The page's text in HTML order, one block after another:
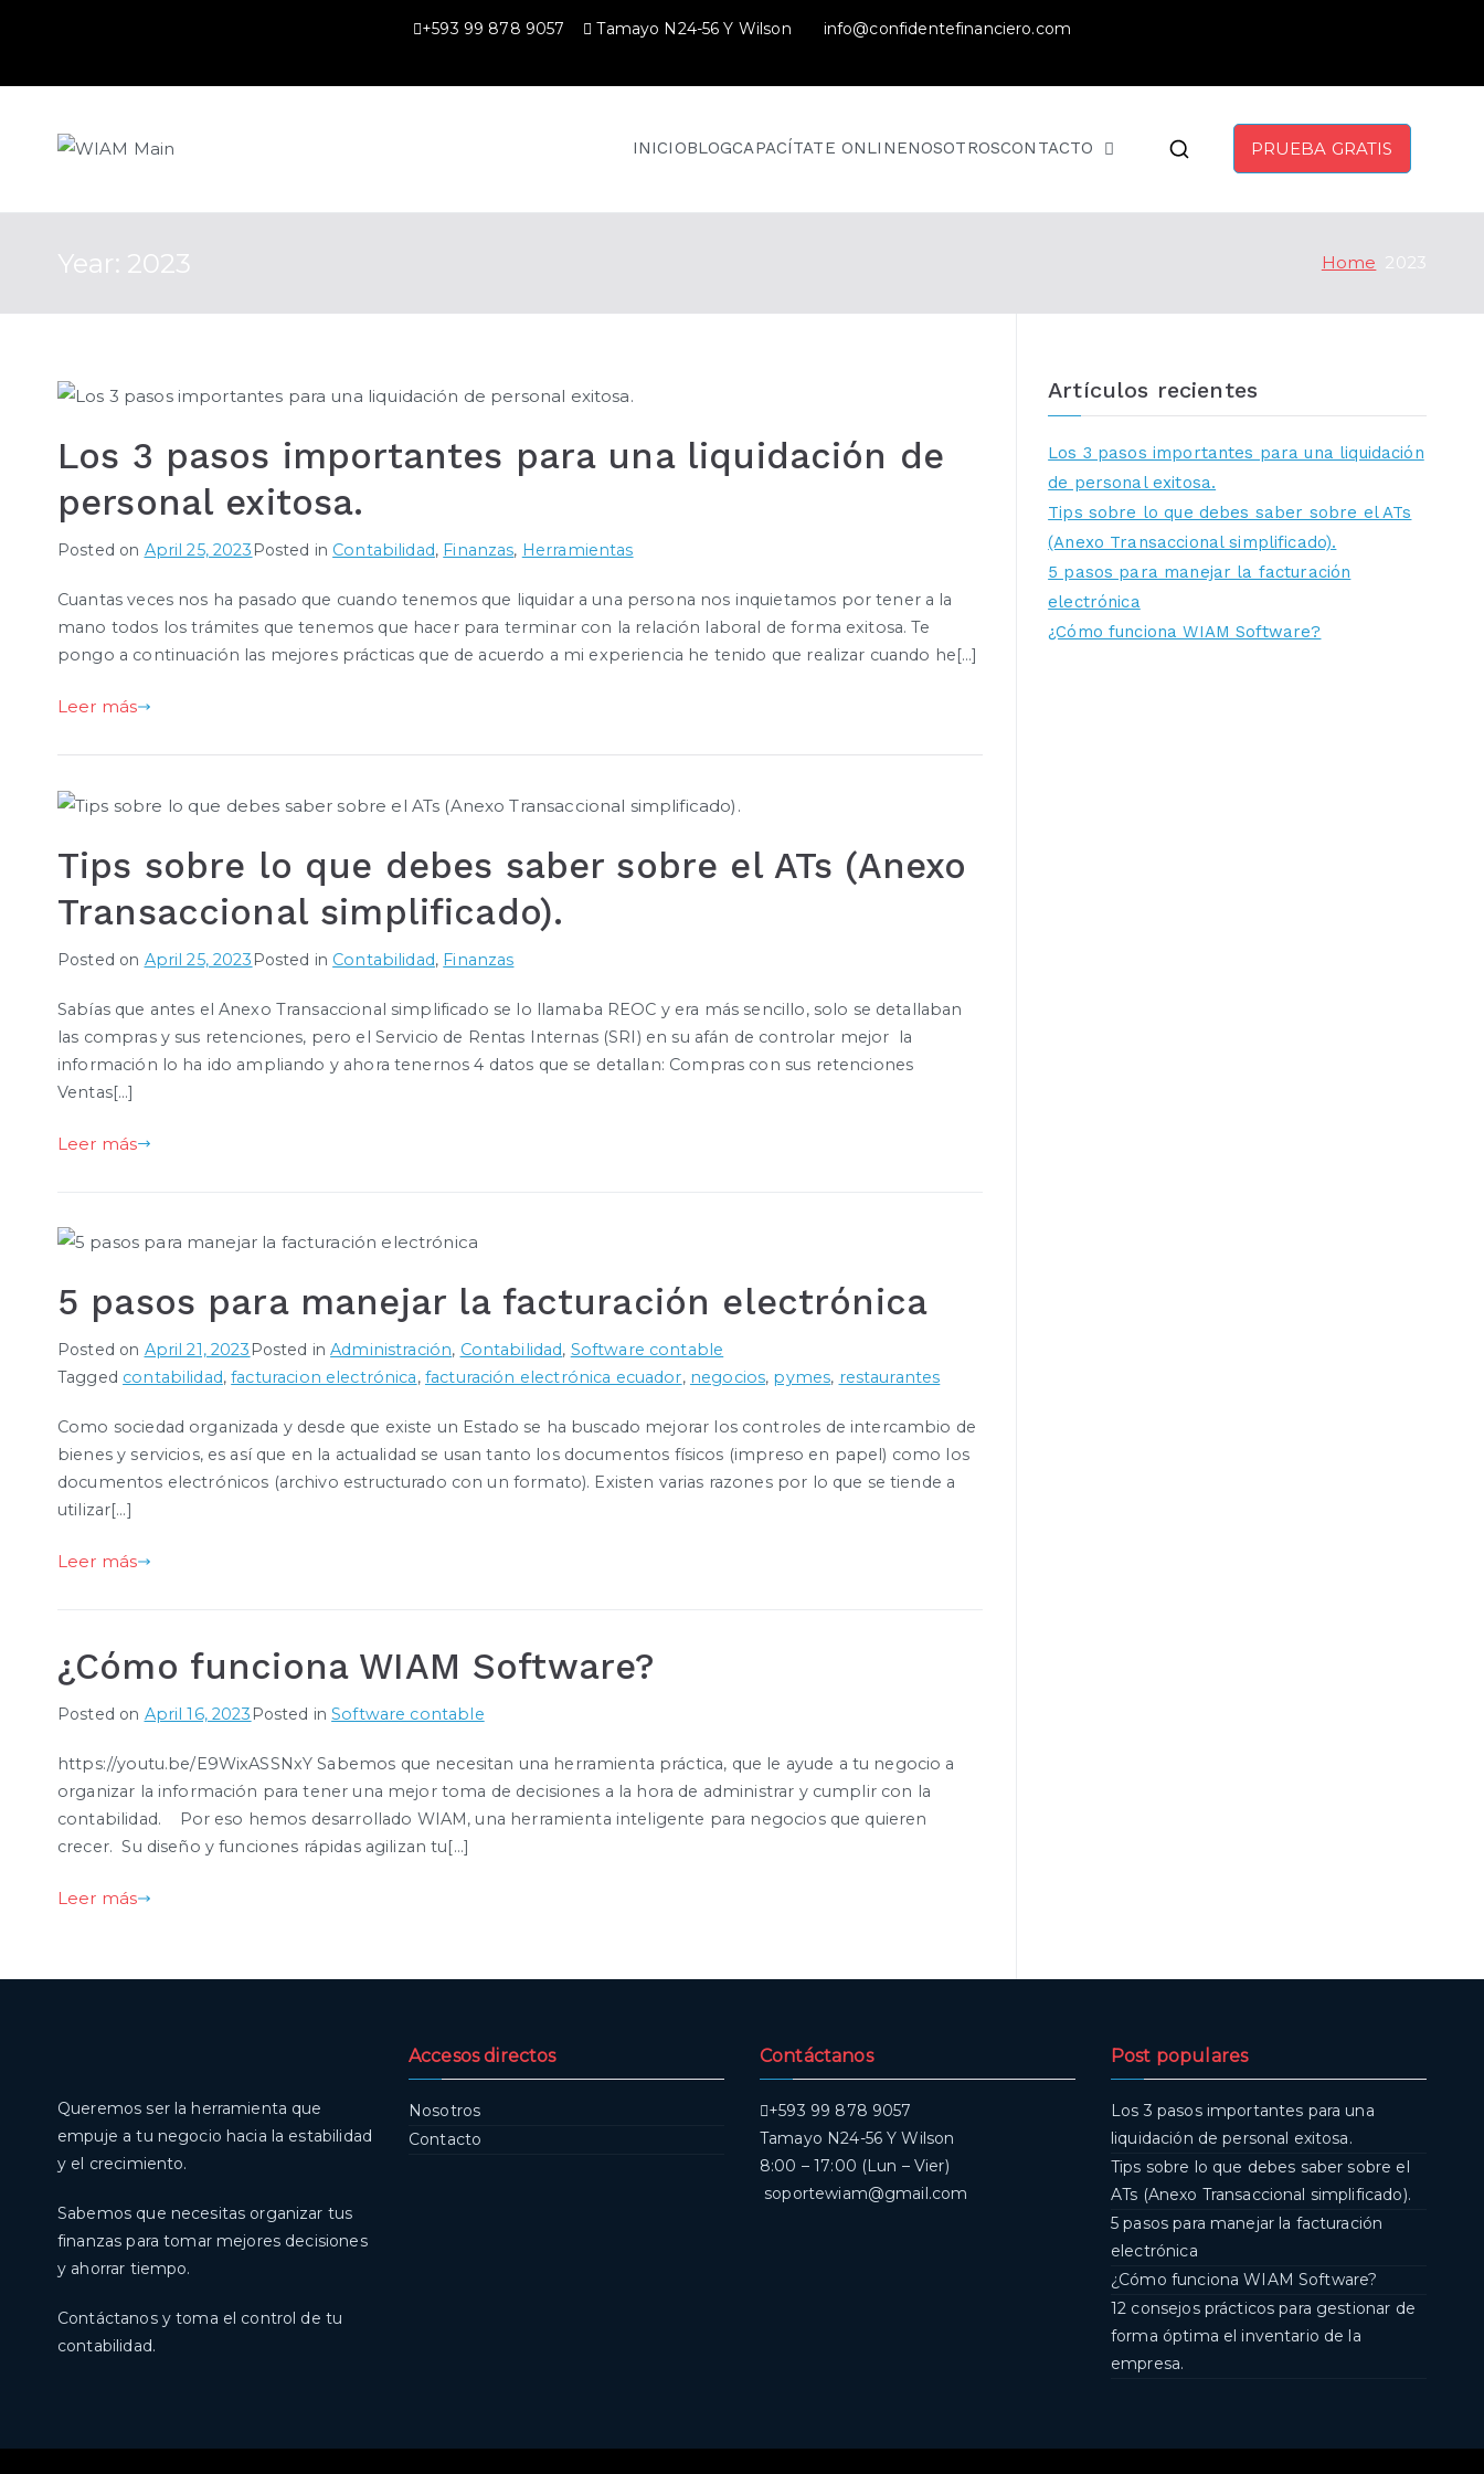
+593 99 878 9057 Tamayo N24-56 Y Wilson info@confidentefinanciero.com
INICIOBLOGCAPACÍTATE ONLINENOSOTROSCONTACTO PRUEBA GRATIS
Year: 2023 Home 2023
Los 3 pasos importantes para una liquidación de
personal exitosa.
Posted on April 25, 2023 Posted in Contabilidad, Finanzas, Herramientas
Cuantas veces nos ha pasado que cuando tenemos que liquidar a una persona nos inquietamos por tener a la
mano todos los trámites que tenemos que hacer para terminar con la relación laboral de forma exitosa. Te
pongo a continuación las mejores prácticas que de acuerdo a mi experiencia he tenido que realizar cuando he[…]
Leer más
Tips sobre lo que debes saber sobre el ATs (Anexo
Transaccional simplificado).
Posted on April 25, 2023 Posted in Contabilidad, Finanzas
Sabías que antes el Anexo Transaccional simplificado se lo llamaba REOC y era más sencillo, solo se detallaban
las compras y sus retenciones, pero el Servicio de Rentas Internas (SRI) en su afán de controlar mejor la
información lo ha ido ampliando y ahora tenernos 4 datos que se detallan: Compras con sus retenciones
Ventas[…]
Leer más
5 pasos para manejar la facturación electrónica
Posted on April 21, 2023 Posted inAdministración, Contabilidad, Software contable
Tagged contabilidad,facturacion electrónica, facturación electrónica ecuador, negocios, pymes, restaurantes
Como sociedad organizada y desde que existe un Estado se ha buscado mejorar los controles de intercambio de
bienes y servicios, es así que en la actualidad se usan tanto los documentos físicos (impreso en papel) como los
documentos electrónicos (archivo estructurado con un formato). Existen varias razones por lo que se tiende a
utilizar[…]
Leer más
¿Cómo funciona WIAM Software?
Posted on April 16, 2023 Posted inSoftware contable
https://youtu.be/E9WixASSNxY Sabemos que necesitan una herramienta práctica, que le ayude a tu negocio a
organizar la información para tener una mejor toma de decisiones a la hora de administrar y cumplir con la
contabilidad. Por eso hemos desarrollado WIAM, una herramienta inteligente para negocios que quieren
crecer. Su diseño y funciones rápidas agilizan tu[…]
Leer más
Artículos recientes
Los 3 pasos importantes para una liquidación
de personal exitosa.
Tips sobre lo que debes saber sobre el ATs
(Anexo Transaccional simplificado).
5 pasos para manejar la facturación
electrónica
¿Cómo funciona WIAM Software?
Queremos ser la herramienta que
empuje a tu negocio hacia la estabilidad
y el crecimiento.
Sabemos que necesitas organizar tus
finanzas para tomar mejores decisiones
y ahorrar tiempo.
Contáctanos y toma el control de tu
contabilidad.
Accesos directos
Nosotros
Contacto
Contáctanos
+593 99 878 9057
Tamayo N24-56 Y Wilson
8:00 – 17:00 (Lun – Vier)
soportewiam@gmail.com
Post populares
Los 3 pasos importantes para una
liquidación de personal exitosa.
Tips sobre lo que debes saber sobre el
ATs (Anexo Transaccional simplificado).
5 pasos para manejar la facturación
electrónica
¿Cómo funciona WIAM Software?
12 consejos prácticos para gestionar de
forma óptima el inventario de la
empresa.